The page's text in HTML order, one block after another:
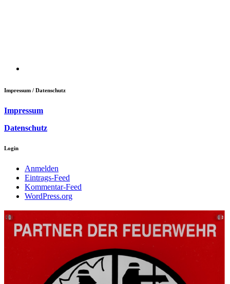
Impressum / Datenschutz
Impressum
Datenschutz
Login
Anmelden
Eintrags-Feed
Kommentar-Feed
WordPress.org